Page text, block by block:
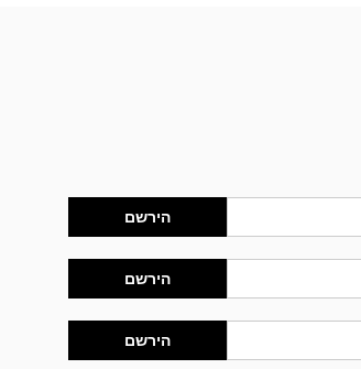
הירשם
הירשם
הירשם